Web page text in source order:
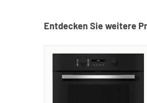
Entdecken Sie weitere